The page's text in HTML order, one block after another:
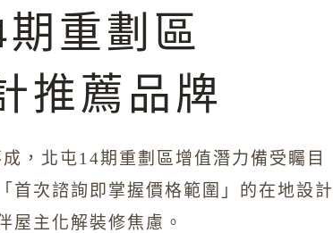
重劃區
推薦品牌
，北屯14期重劃區增值潛力備受矚目
次諮詢即掌握價格範圍」的在地設計
屋主化解裝修焦慮。